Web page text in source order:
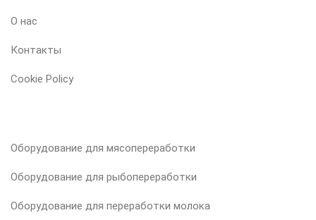
О нас
Контакты
Cookie Policy
Оборудование для мясопереработки
Оборудование для рыбопереработки
Оборудование для переработки молока